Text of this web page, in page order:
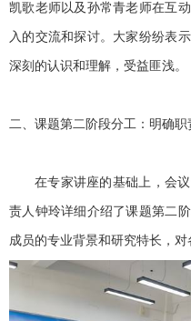
凯歌老师以及孙常青老师在互
入的交流和探讨。大家纷纷表
深刻的认识和理解，受益匪浅。
二、课题第二阶段分工：明确
在专家讲座的基础上，会
责人钟玲详细介绍了课题第二
成员的专业背景和研究特长，对